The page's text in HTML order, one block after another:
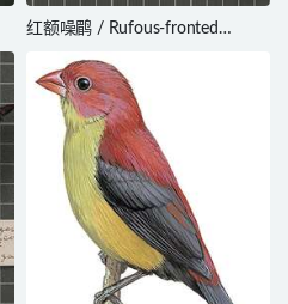
红额噪鹛 / Rufous-fronted
rufifrons